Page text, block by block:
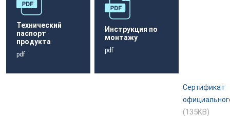
Технический
паспорт
продукта
pdf
Инструкция по
монтажу
pdf
Сертификат
(135KB)